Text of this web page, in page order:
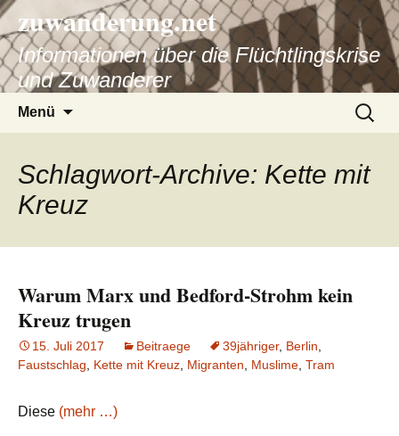
zuwanderung.net
Informationen über die Flüchtlingskrise
und Zuwanderer
Menü
Suche
nach:
Schlagwort-Archive: Kette mit
Kreuz
Warum Marx und Bedford-Strohm kein
Kreuz trugen
15. Juli 2017 Beitraege 39jähriger, Berlin
Faustschlag
Kette mit Kreuz Migranten Muslime Tram
Diese (mehr …)